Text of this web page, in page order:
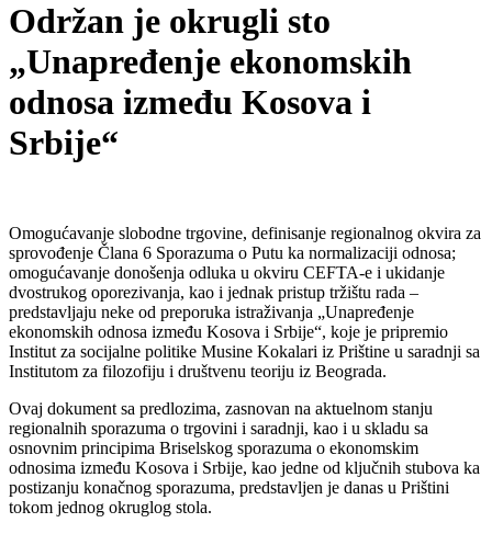
Održan je okrugli sto
„Unapređenje ekonomskih
odnosa između Kosova i
Srbije“
Omogućavanje slobodne trgovine, definisanje regionalnog okvira za
sprovođenje Člana 6 Sporazuma o Putu ka normalizaciji odnosa;
omogućavanje donošenja odluka u okviru CEFTA-e i ukidanje
dvostrukog oporezivanja, kao i jednak pristup tržištu rada –
predstavljaju neke od preporuka istraživanja „Unapređenje
ekonomskih odnosa između Kosova i Srbije“, koje je pripremio
Institut za socijalne politike Musine Kokalari iz Prištine u saradnji sa
Institutom za filozofiju i društvenu teoriju iz Beograda.
Ovaj dokument sa predlozima, zasnovan na aktuelnom stanju
regionalnih sporazuma o trgovini i saradnji, kao i u skladu sa
osnovnim principima Briselskog sporazuma o ekonomskim
odnosima između Kosova i Srbije, kao jedne od ključnih stubova ka
postizanju konačnog sporazuma, predstavljen je danas u Prištini
tokom jednog okruglog stola.